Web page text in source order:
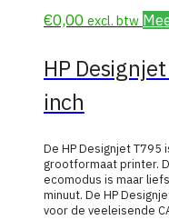
€0,00 excl. btw
HP
inch
De HP Designjet T795
grootformaat printer.
ecomodus is maar
minuut. De HP
voor de veeleisende